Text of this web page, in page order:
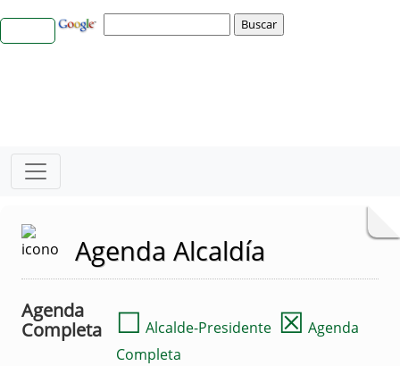
Agenda Alcaldía
Agenda
Completa
☐ Alcalde-Presidente ☒ Agenda
Completa